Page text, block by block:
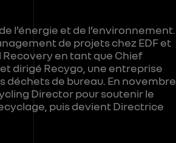
l’énergie et de l’environnement.
de projets chez EDF et
Recovery en tant que Chief
dirigé Recygo, une entreprise
déchets de bureau. En novembre
Director pour soutenir le
puis devient Directrice